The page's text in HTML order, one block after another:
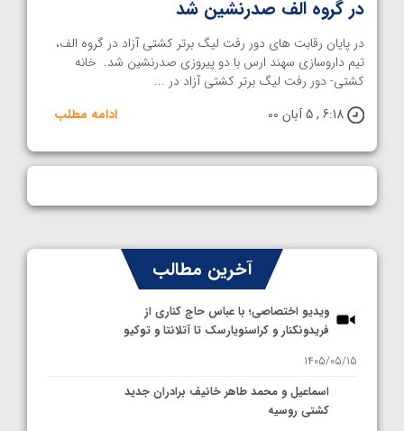
در گروه الف صدرنشین شد
در پایان رقابت های دور رفت لیگ برتر کشتی آزاد در گروه الف،
تیم داروسازی سهند ارس با دو پیروزی صدرنشین شد. خانه
کشتی- دور رفت لیگ برتر کشتی آزاد در ...
6:18 , 5 آبان 00
ادامه مطلب
آخرین مطالب
ویدیو اختصاصی؛ با عباس حاج کناری از
فریدونکنار و کراسنویارسک تا آتلانتا و توکیو
1405/05/15
اسماعیل و محمد طاهر خانیف برادران جدید
کشتی روسیه